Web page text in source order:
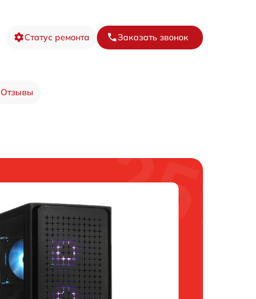
Статус ремонта Заказать звонок
Отзывы